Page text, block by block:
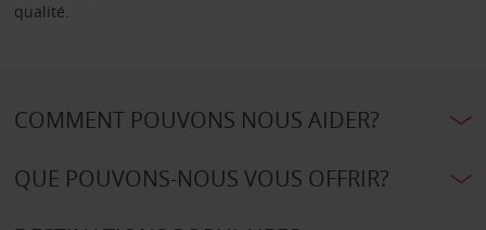
qualité.
COMMENT POUVONS NOUS AIDER?
QUE POUVONS-NOUS VOUS OFFRIR?